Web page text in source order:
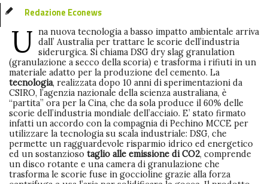
Redazione Econews
U na nuova tecnologia a basso impatto ambientale arriva
dall’ Australia per trattare le scorie dell’industria
siderurgica. Si chiama DSG dry slag granulation
(granulazione a secco della scoria) e trasforma i rifiuti in un
materiale adatto per la produzione del cemento. La
tecnologia, realizzata dopo 10 anni di sperimentazioni da
CSIRO, l’agenzia nazionale della scienza australiana, è
“partita” ora per la Cina, che da sola produce il 60% delle
scorie dell’industria mondiale dell’acciaio. E’ stato firmato
infatti un accordo con la compagnia di Pechino MCCE per
utilizzare la tecnologia su scala industriale: DSG, che
permette un ragguardevole risparmio idrico ed energetico
ed un sostanzioso taglio alle emissione di CO2, comprende
un disco rotante e una camera di granulazione che
trasforma le scorie fuse in goccioline grazie alla forza